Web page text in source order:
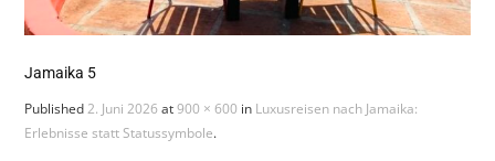
Jamaika 5
Published2. Juni 2026 at900 × 600 in Luxusreisen nach Jamaika:
Erlebnisse statt Statussymbole.